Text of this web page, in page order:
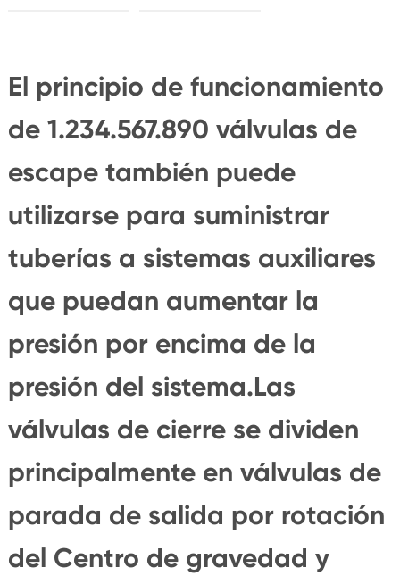
El principio de funcionamiento
de 1.234.567.890 válvulas de
escape también puede
utilizarse para suministrar
tuberías a sistemas auxiliares
que puedan aumentar la
presión por encima de la
presión del sistema.Las
válvulas de cierre se dividen
principalmente en válvulas de
parada de salida por rotación
del Centro de gravedad y